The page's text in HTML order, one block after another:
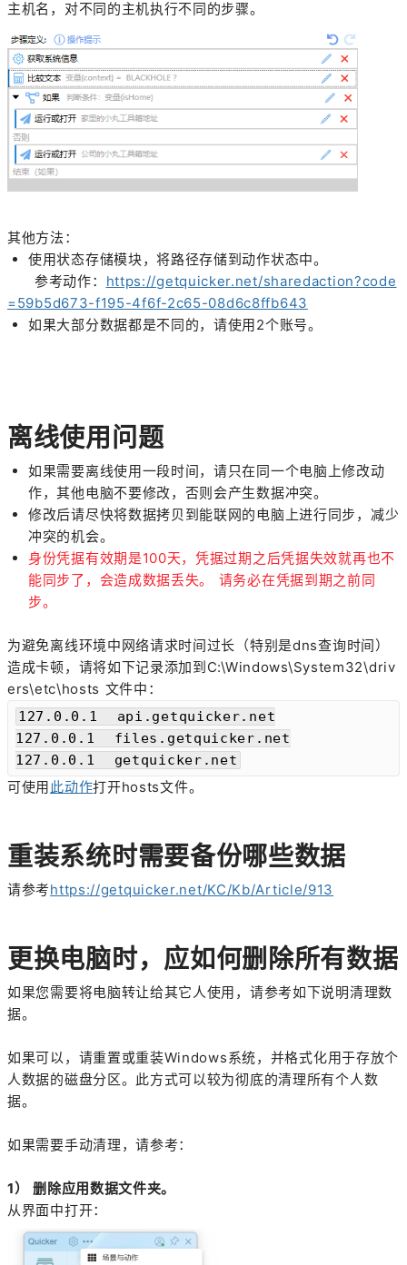
主机名，对不同的主机执行不同的步骤。
其他方法：
使用状态存储模块，将路径存储到动作状态中。
参考动作： https://getquicker.net/sharedaction?code
=59b5d673-f195-4f6f-2c65-08d6c8ffb643
如果大部分数据都是不同的，请使用2个账号。
离线使用问题
如果需要离线使用一段时间，请只在同一个电脑上修改动
作，其他电脑不要修改，否则会产生数据冲突。
修改后请尽快将数据拷贝到能联网的电脑上进行同步，减少
冲突的机会。
身份凭据有效期是100天，凭据过期之后凭据失效就再也不
能同步了，会造成数据丢失。 请务必在凭据到期之前同
步。
为避免离线环境中网络请求时间过长（特别是dns查询时间）
造成卡顿，请将如下记录添加到C:\Windows\System32\driv
ers\etc\hosts 文件中：
127.0.0.1  api.getquicker.net
127.0.0.1  files.getquicker.net
127.0.0.1  getquicker.net
可使用此动作打开hosts文件。
重装系统时需要备份哪些数据
请参考https://getquicker.net/KC/Kb/Article/913
更换电脑时，应如何删除所有数据
如果您需要将电脑转让给其它人使用，请参考如下说明清理数
据。
如果可以，请重置或重装Windows系统，并格式化用于存放个
人数据的磁盘分区。此方式可以较为彻底的清理所有个人数
据。
如果需要手动清理，请参考：
1） 删除应用数据文件夹。
从界面中打开：